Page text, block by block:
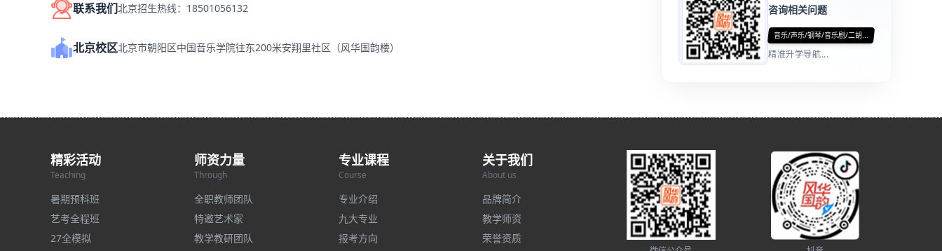
联系我们北京招生热线：18501056132
北京校区北京市朝阳区中国音乐学院往东200米安翔里社区（风华国韵楼）
咨询相关问题
音乐/声乐/钢琴/音乐剧/二胡...
精准升学导航...
精彩活动
Teaching
暑期预科班
艺考全程班
27全模拟
师资力量
Through
全职教师团队
特邀艺术家
教学教研团队
专业课程
Course
专业介绍
九大专业
报考方向
关于我们
About us
品牌简介
教学师资
荣誉资质